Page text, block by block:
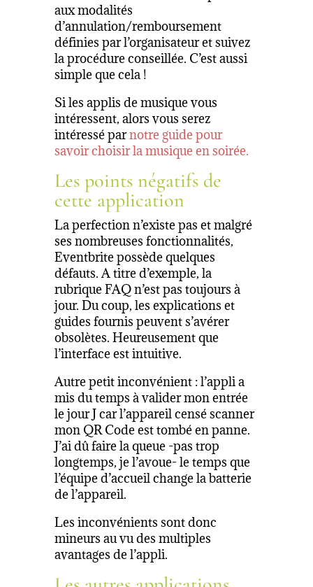
aux modalités
d’annulation/remboursement
définies par l’organisateur et suivez
la procédure conseillée. C’est aussi
simple que cela !
Si les applis de musique vous
intéressent, alors vous serez
intéressé parnotre guide pour
savoir choisir la musique en soirée.
Les points négatifs de
cette application
La perfection n’existe pas et malgré
ses nombreuses fonctionnalités,
Eventbrite possède quelques
défauts. A titre d’exemple, la
rubrique FAQ n’est pas toujours à
jour. Du coup, les explications et
guides fournis peuvent s’avérer
obsolètes. Heureusement que
l’interface est intuitive.
Autre petit inconvénient : l’appli a
mis du temps à valider mon entrée
le jour J car l’appareil censé scanner
mon QR Code est tombé en panne.
J’ai dû faire la queue -pas trop
longtemps, je l’avoue- le temps que
l’équipe d’accueil change la batterie
de l’appareil.
Les inconvénients sont donc
mineurs au vu des multiples
avantages de l’appli.